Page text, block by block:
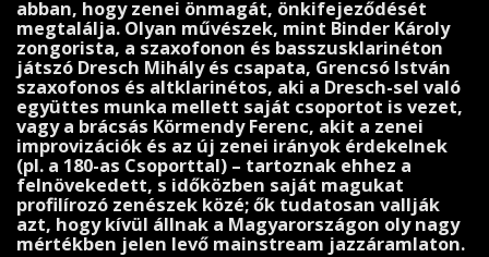
abban, hogy zenei önmagát, önkifejeződését
megtalálja. Olyan mű­vészek, mint Binder Károly
zongorista, a szaxofonon és basszusklarinéton
játszó Dresch Mihály és csapata, Grencsó István
szaxo­fonos és altklarinétos, aki a Dresch-sel való
együttes munka mellett saját csoportot is vezet,
vagy a brácsás Körmendy Ferenc, akit a zenei
improvizációk és az új zenei irányok érde­kelnek
(pl. a 180-as Csoporttal) – tartoznak ehhez a
felnövekedett, s időközben saját magukat
profilírozó zenészek közé; ők tudatosan vallják
azt, hogy kívül állnak a Ma­gyarországon oly nagy
mértékben jelen levő mainstream jazzáramlaton.